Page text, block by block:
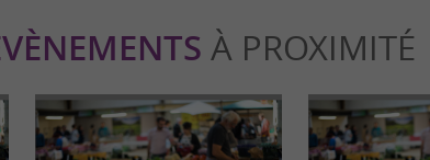
À PROXIMITÉ